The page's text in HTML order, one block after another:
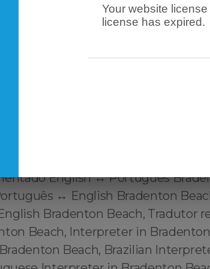
Tradutor em Bradenton Beach
Portuguese Translator in
Brazilian Translator in Bradenton
Beach, Portuguese
English ↔️ Português
↔️ English Bradenton
Bradenton Beach, Tradutor
Beach, Interpreter in
Beach, Brazilian
Your website
license has expired.